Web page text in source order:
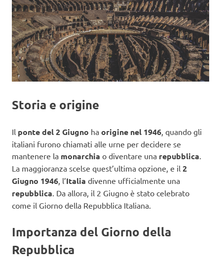
Storia e origine
Il ponte del 2 Giugno ha origine nel 1946 , quando gli
italiani furono chiamati alle urne per decidere se
mantenere la monarchia o diventare una repubblica
La maggioranza scelse quest’ultima opzione, e il 2
Giugno 1946 , l’Italia divenne ufficialmente una
repubblica . Da allora, il 2 Giugno è stato celebrato
come il Giorno della Repubblica Italiana.
Importanza del Giorno della
Repubblica